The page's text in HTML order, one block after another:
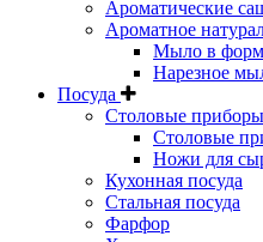
Ароматические
Ароматное
Мыло в
Нарезное
Посуда
Столовые приборы
Столовые
Ножи для
Кухонная посуда
Стальная посуда
Фарфор